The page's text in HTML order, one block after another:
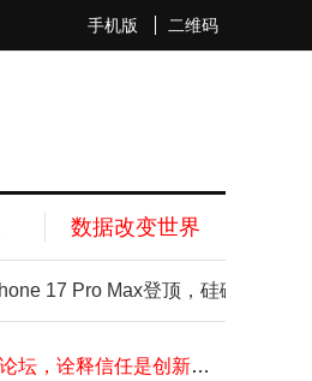
手机版 二维码
数据改变世界
17 Pro Max登顶，硅碳电池成新趋
沃克OBF智能工厂启动
Mirxes觅瑞联合晶泰科技、希格生科倾力推动中国胃癌逐渐消除，构建全球首个胃癌"AI早筛+精准治疗"闭环体系